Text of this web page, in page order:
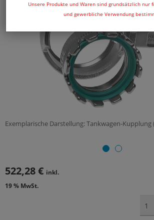
Unsere Produkte und Waren sind grundsätzlich nur
und gewerbliche Verwendung
Exemplarische Darstellung: Tankwagen-Kupplung
522,28 € inkl.
19 % MwSt.